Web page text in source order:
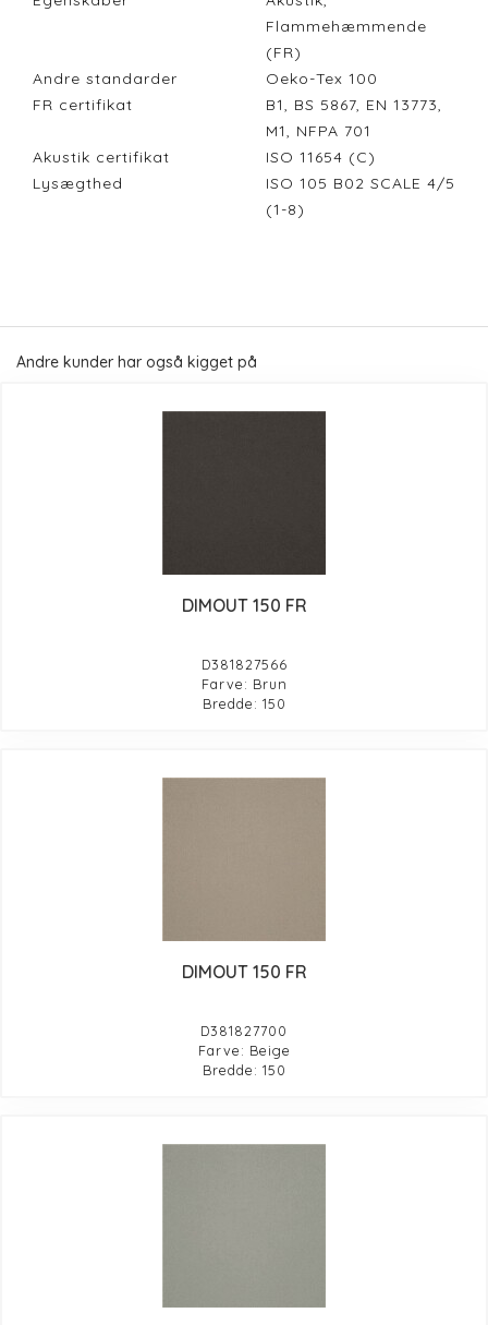
Flammehæmmende
(FR)
Andre standarder
Oeko-Tex 100
FR certifikat
B1, BS 5867, EN 13773,
M1, NFPA 701
Akustik certifikat
ISO 11654 (C)
Lysægthed
ISO 105 B02 SCALE 4/5
(1-8)
Andre kunder har også kigget på
DIMOUT 150 FR
D381827566
Farve: Brun
Bredde: 150
DIMOUT 150 FR
D381827700
Farve: Beige
Bredde: 150